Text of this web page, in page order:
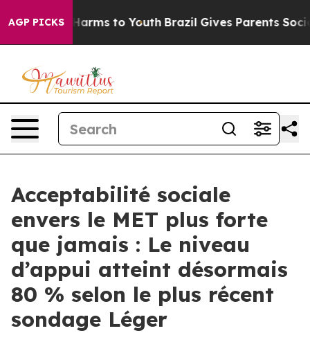
AGP PICKS
Abate Harms to Youth Brazil Gives Parents Social
Acceptabilité sociale
envers le MET plus forte
que jamais : Le niveau
d’appui atteint désormais
80 % selon le plus récent
sondage Léger